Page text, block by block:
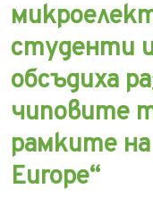
студенти
обсъдиха
чиповите
рамките
Europe“